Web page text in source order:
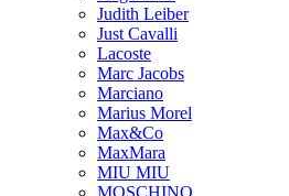
Judith Leiber
Just Cavalli
Lacoste
Marc Jacobs
Marciano
Marius Morel
Max&Co
MaxMara
MIU MIU
MOSCHINO